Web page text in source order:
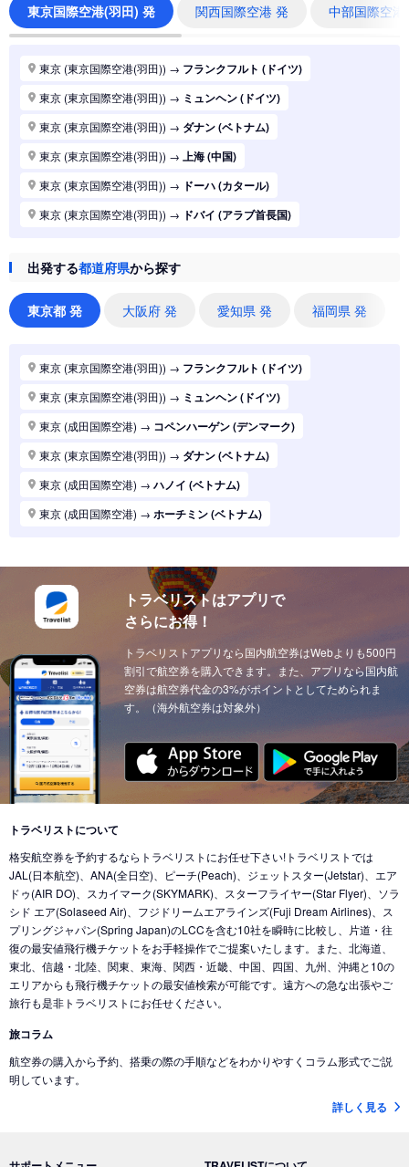
東京国際空港(羽田) 発 関西国際空港 発 中部国際空
東京 (東京国際空港(羽田)) → フランクフルト (ドイツ)
東京 (東京国際空港(羽田)) → ミュンヘン (ドイツ)
東京 (東京国際空港(羽田)) → ダナン (ベトナム)
東京 (東京国際空港(羽田)) → 上海 (中国)
東京 (東京国際空港(羽田)) → ドーハ (カタール)
東京 (東京国際空港(羽田)) → ドバイ (アラブ首長国)
東京 (東京国際空港(羽田))→
東京 (東京国際空港(羽田)) シドニー (オーストラリア)
東京 (東京国際空港(羽田))
東京 (東京国際空港(羽田)) パリ (フランス)
東京 (東京国際空港(羽田)) ハノイ (ベトナム)
東京 (東京国際空港(羽田)) マニラ (フィリピン)
東京 (東京国際空港(羽田)) シンガポール (シンガポール)
東京 (東京国際空港(羽田)) ロンドン (イギリス(英国))
東京 (東京国際空港(羽田)) ホーチミン (ベトナム)
東京 (東京国際空港(羽田))→台北 (台湾)
東京 (東京国際空港(羽田))→広州 (中国)
東京 (東京国際空港(羽田))→北京 (中国)
東京 (東京国際空港(羽田)) → サンフランシスコ (アメリカ)
東京 (東京国際空港(羽田))→ニューヨーク (アメリカ)
東京 (東京国際空港(羽田))→クアラルンプール (マレーシア)
東京 (東京国際空港(羽田))→ウィーン (オーストリア)
東京 (東京国際空港(羽田))→バンクーバー (カナダ)
東京 (東京国際空港(羽田)) → シカゴ (アメリカ)
東京 (東京国際空港(羽田))
東京 (東京国際空港(羽田))→ ロサンゼルス (アメリカ)
東京 (東京国際空港(羽田))→ ミネアポリス (アメリカ)
東京 (東京国際空港(羽田))→ トロント (カナダ)
東京 (東京国際空港(羽田))→コナ-ハワイ島 (ハワイ)
出発する都道府県から探す
東京都 発 大阪府 発 愛知県 発 福岡県 発
東京 (東京国際空港(羽田)) → フランクフルト (ドイツ)
東京 (東京国際空港(羽田)) → ミュンヘン (ドイツ)
東京 (成田国際空港) → コペンハーゲン (デンマーク)
東京 (東京国際空港(羽田)) → ダナン (ベトナム)
東京 (成田国際空港) → ハノイ (ベトナム)
東京 (成田国際空港) → ホーチミン (ベトナム)
東京 (東京国際空港(羽田))→ドーハ (カタール)
東京 (成田国際空港) →ドーハ (カタール)
東京 (成田国際空港) →アブダビ (アラブ首長国)
東京 (成田国際空港)→イスタンブール (トルコ)
東京 (成田国際空港)→ウィーン (オーストリア)
東京 (成田国際空港) チューリッヒ (スイス)
東京 (成田国際空港)→カイロ（エジプト） (エジプト)
東京 (成田国際空港) →北京 (中国) 東京 (成田国際空港)→香港 (香港)
東京 (成田国際空港)→デリー (インド)
東京 (東京国際空港(羽田))
東京 (成田国際空港) → ドバイ (アラブ首長国)
東京 (東京国際空港(羽田))→ジャカルタ (インドネシア)
東京 (成田国際空港) → バリ島 (インドネシア)
東京 (成田国際空港) →ナンディ（フィジー） (フィジー)
東京 (成田国際空港) →クアラルンプール (マレーシア)
東京 (成田国際空港)→コタキナバル (マレーシア)
東京 (東京国際空港(羽田))
東京 (成田国際空港)→ヌメア (ニューカレドニア)
トラベリストはアプリで
さらにお得！
トラベリストアプリなら国内航空券はWebよりも500円
割引で航空券を購入できます。また、アプリなら国内航
空券は航空券代金の3%がポイントとしてためられま
す。（海外航空券は対象外）
トラベリストについて
格安航空券を予約するならトラベリストにお任せ下さい!トラベリストでは
JAL(日本航空)、ANA(全日空)、ピーチ(Peach)、ジェットスター(Jetstar)、エア
ドゥ(AIR DO)、スカイマーク(SKYMARK)、スターフライヤー(Star Flyer)、ソラ
シド エア(Solaseed Air)、フジドリームエアラインズ(Fuji Dream Airlines)、ス
プリングジャパン(Spring Japan)のLCCを含む10社を瞬時に比較し、片道・往
復の最安値飛行機チケットをお手軽操作でご提案いたします。また、北海道、
東北、信越・北陸、関東、東海、関西・近畿、中国、四国、九州、沖縄と10の
エリアからも飛行機チケットの最安値検索が可能です。遠方への急な出張やご
旅行も是非トラベリストにお任せください。
旅コラム
航空券の購入から予約、搭乗の際の手順などをわかりやすくコラム形式でご説
明しています。
詳しく見る